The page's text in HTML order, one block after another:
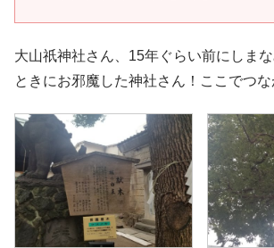
大山祇神社さん、15年ぐらい前にしま
ときにお邪魔した神社さん！ここでつ